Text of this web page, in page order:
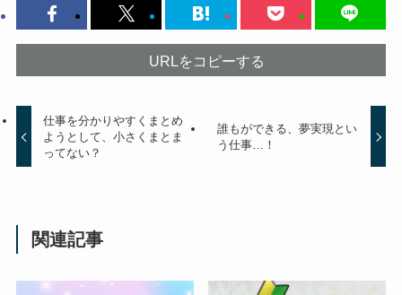
URLをコピーする
仕事を分かりやすくまとめ
ようとして、小さくまとま
ってない？
誰もができる、夢実現とい
う仕事…！
関連記事